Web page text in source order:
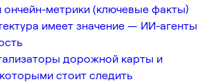
ончейн-метрики (ключевые факты)
имеет значение — ИИ-агенты
дорожной карты и
стоит следить